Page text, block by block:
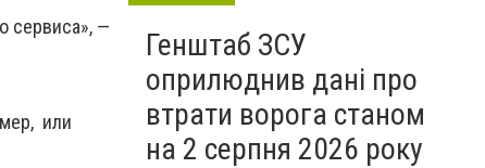
сервиса», —
или
Генштаб ЗСУ
оприлюднив дані про
втрати ворога станом
на 2 серпня 2026 року